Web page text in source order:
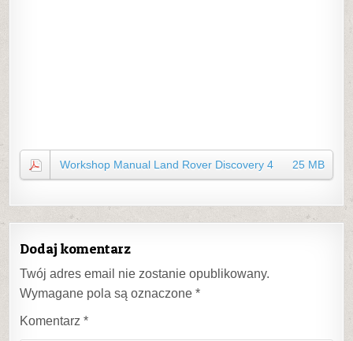
25 MB
Workshop Manual Land Rover Discovery 4
Dodaj komentarz
Twój adres email nie zostanie opublikowany.
Wymagane pola są oznaczone*
Komentarz*